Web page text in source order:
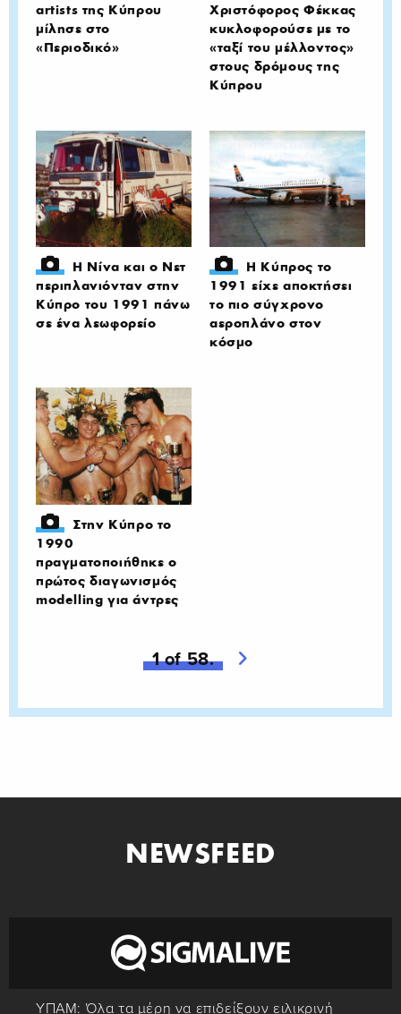
artists της Κύπρου
μίλησε στο
«Περιοδικό»
Χριστόφορος Φέκκας
κυκλοφορούσε με το
«ταξί του μέλλοντος»
στους δρόμους της
Κύπρου
Η Νίνα και ο Νετ
περιπλανιόνταν στην
Κύπρο του 1991 πάνω
σε ένα λεωφορείο
Η Κύπρος το
1991 είχε αποκτήσει
το πιο σύγχρονο
αεροπλάνο στον
κόσμο
Στην Κύπρο το
1990
πραγματοποιήθηκε ο
πρώτος διαγωνισμός
modelling για άντρες
You're on page
1 of 58. Next page
NEWSFEED
ΥΠΑΜ: Όλα τα μέρη να επιδείξουν ειλικρινή